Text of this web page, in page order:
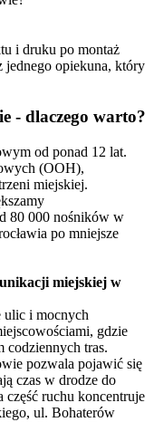
i druku po montaż
jednego opiekuna, który
- dlaczego warto?
od ponad 12 lat.
(OOH),
miejskiej.
80 000 nośników w
po mniejsze
miejskiej w
ulic i mocnych
gdzie
codziennych tras.
pozwala pojawić się
czas w drodze do
część ruchu koncentruje
ul. Bohaterów